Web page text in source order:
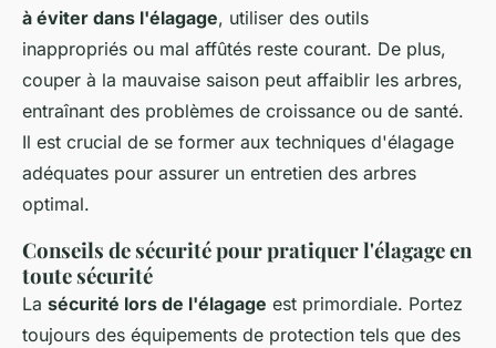
à éviter dans l'élagage, utiliser des outils
inappropriés ou mal affûtés reste courant. De plus,
couper à la mauvaise saison peut affaiblir les arbres,
entraînant des problèmes de croissance ou de santé.
Il est crucial de se former aux techniques d'élagage
adéquates pour assurer un entretien des arbres
optimal.
Conseils de sécurité pour pratiquer l'élagage en
toute sécurité
La sécurité lors de l'élagage est primordiale. Portez
toujours des équipements de protection tels que des